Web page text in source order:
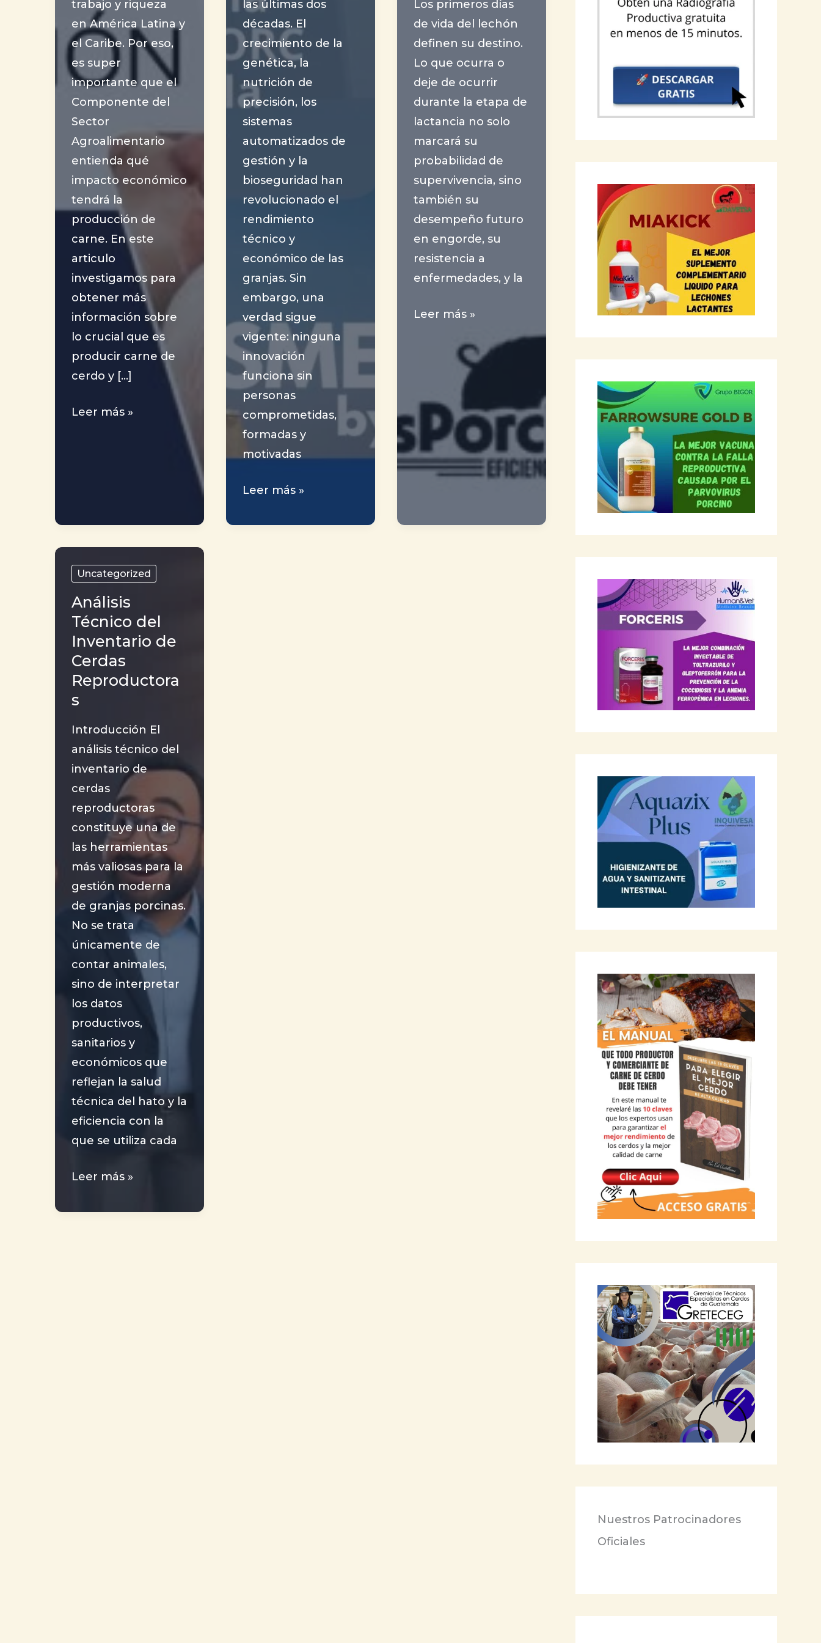
trabajo y riqueza
en América Latina y
el Caribe. Por eso,
es super
importante que el
Componente del
Sector
Agroalimentario
entienda qué
impacto económico
tendrá la
producción de
carne. En este
articulo
investigamos para
obtener más
información sobre
lo crucial que es
producir carne de
cerdo y […]
Importancia
de
Cerdos
y
Impacto
en
la
Economía
de
la
Región
Centroamericana
Leer más »
las últimas dos
décadas. El
crecimiento de la
genética, la
nutrición de
precisión, los
sistemas
automatizados de
gestión y la
bioseguridad han
revolucionado el
rendimiento
técnico y
económico de las
granjas. Sin
embargo, una
verdad sigue
vigente: ninguna
innovación
funciona sin
personas
comprometidas,
formadas y
motivadas
Las
Sostienen
Leer más »
Los primeros días
de vida del lechón
definen su destino.
Lo que ocurra o
deje de ocurrir
durante la etapa de
lactancia no solo
marcará su
probabilidad de
supervivencia, sino
también su
desempeño futuro
en engorde, su
resistencia a
enfermedades, y la
Dos
maternidad
que
bien
implementados,
pueden
Cientos
Leer más »
Uncategorized
Análisis
Técnico del
Inventario de
Cerdas
Reproductora
s
Introducción El
análisis técnico del
inventario de
cerdas
reproductoras
constituye una de
las herramientas
más valiosas para la
gestión moderna
de granjas porcinas.
No se trata
únicamente de
contar animales,
sino de interpretar
los datos
productivos,
sanitarios y
económicos que
reflejan la salud
técnica del hato y la
eficiencia con la
que se utiliza cada
Análisis
del
Leer más »
Nuestros Patrocinadores
Oficiales